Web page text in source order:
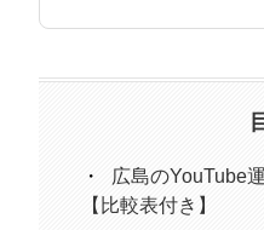
広島のYouTube
【比較表付き】